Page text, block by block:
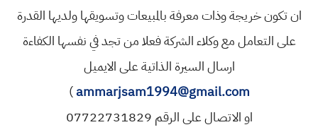
ان تكون خريجة وذات معرفة بالمبيعات وتسويقها ولديها القدرة
على التعامل مع وكلاء الشركة فعلا من تجد في نفسها الكفاءة
ارسال السيرة الذاتية على الايميل
ammarjsam1994@gmail.com
)
او الاتصال على الرقم 07722731829